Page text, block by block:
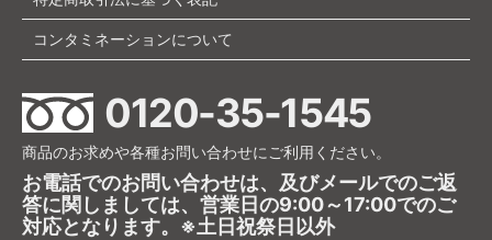
コンタミネーションについて
0120-35-1545
商品のお求めや各種お問い合わせにご利用ください。
お電話でのお問い合わせは、及びメールでのご返
答に関しましては、営業日の9:00～17:00でのご
対応となります。※土日祝祭日以外